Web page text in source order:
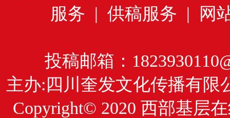
服务 | 供稿服务 | 网
投稿邮箱：
主办:四川奎发文化传播有
Copyright© 2020 西部基层